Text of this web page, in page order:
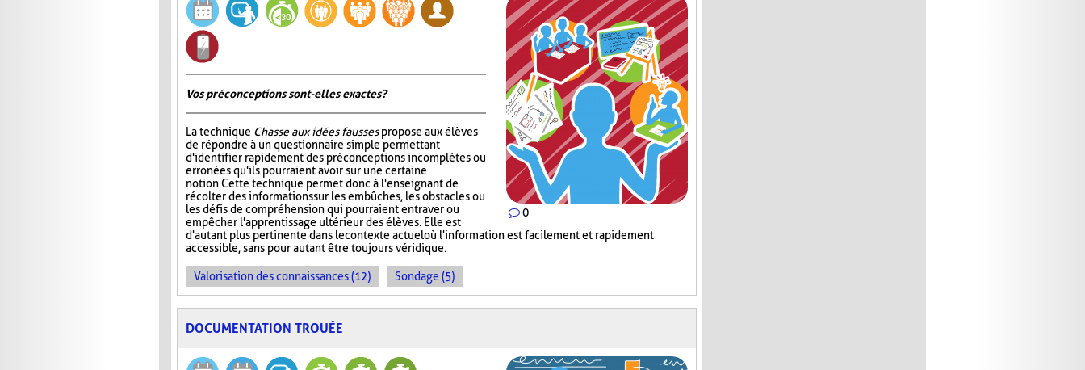
0
Vos préconceptions sont-elles exactes ?
La technique Chasse aux idées faussespropose aux élèves
de répondre à un questionnaire simple permettant
d'identifier rapidement des préconceptions incomplètes ou
erronées qu'ils pourraient avoir sur une certaine
notion. Cette technique permet donc à l'enseignant de
récolter des informations sur les embûches, les obstacles ou
les défis de compréhension qui pourraient entraver ou
empêcher l'apprentissage ultérieur des élèves. Elle est
d'autant plus pertinente dans le contexte actuel où l'information est facilement et rapidement
accessible, sans pour autant être toujours véridique.
Valorisation des connaissances (12) Sondage (5)
DOCUMENTATION TROUÉE